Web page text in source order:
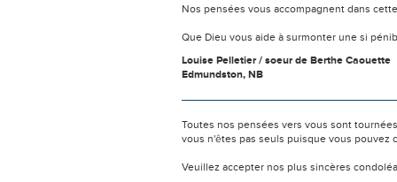
Nos pensées vous accompagnent dans
Que Dieu vous aide à surmonter une si
Louise Pelletier / soeur de Berthe Caouette
Edmundston, NB
Toutes nos pensées vers vous sont
vous n'êtes pas seuls puisque vous pouvez
Veuillez accepter nos plus sincères